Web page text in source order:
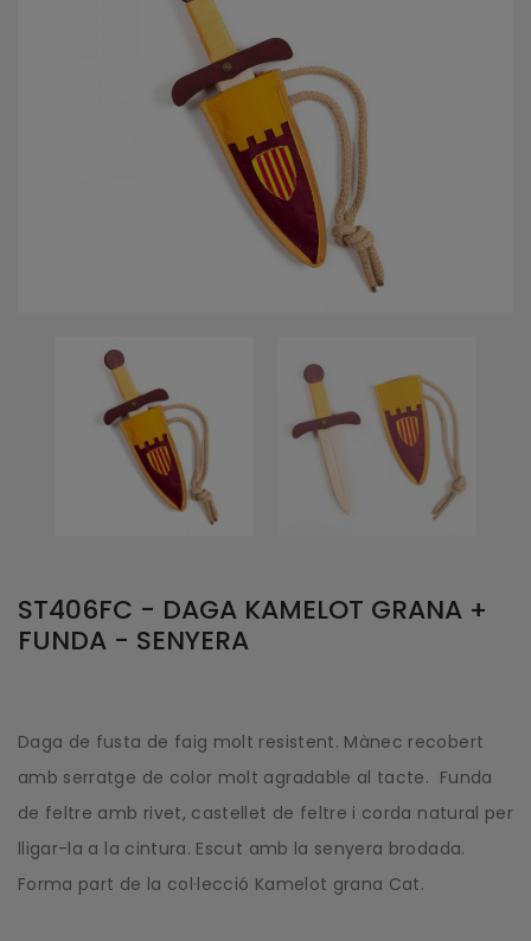
ST406FC - DAGA KAMELOT GRANA +
FUNDA - SENYERA
Daga de fusta de faig molt resistent. Mànec recobert
amb serratge de color molt agradable al tacte. Funda
de feltre amb rivet, castellet de feltre i corda natural per
lligar-la a la cintura. Escut amb la senyera brodada.
Forma part de la col·lecció Kamelot grana Cat.